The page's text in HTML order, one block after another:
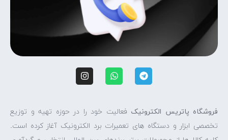
فروشگاه پاتریس الکترونیک فعالیت خود را در حوزه تهیه و توزیع
تخصصی ابزار و دستگاه های تعمیرات برد الکترونیک آغاز کرده است.